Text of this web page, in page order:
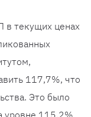
в текущих ценах
117,7%, что
Это было